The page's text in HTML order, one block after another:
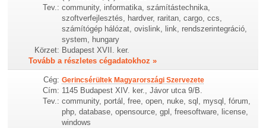
Tev.: community, informatika, számítástechnika,
szoftverfejlesztés, hardver, raritan, cargo, ccs,
számítógép hálózat, ovislink, link, rendszerintegráció,
system, hungary
Körzet: Budapest XVII. ker.
Tovább a részletes cégadatokhoz »
Cég: Gerincsérültek Magyarországi Szervezete
Cím: 1145 Budapest XIV. ker., Jávor utca 9/B.
Tev.: community, portál, free, open, nuke, sql, mysql, fórum,
php, database, opensource, gpl, freesoftware, license,
windows